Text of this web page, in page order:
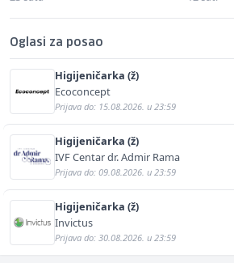
Oglasi za posao
Higijeničarka (ž)
Ecoconcept
Prijava do: 15.08.2026. u 23:59
Higijeničarka (ž)
IVF Centar dr. Admir Rama
Prijava do: 09.08.2026. u 23:59
Higijeničarka (ž)
Invictus
Prijava do: 30.08.2026. u 23:59